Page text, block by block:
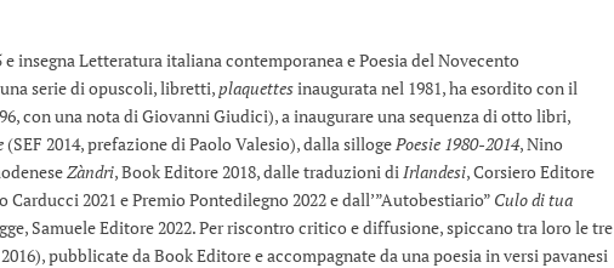
e insegna Letteratura italiana contemporanea e Poesia del Novecento
serie di opuscoli, libretti,plaquettesinaugurata nel 1981, ha esordito con il
con una nota di Giovanni Giudici), a inaugurare una sequenza di otto libri,
(SEF 2014, prefazione di Paolo Valesio), dalla sillogePoesie 1980-2014, Nino
Zàndri, Book Editore 2018, dalle traduzioni diIrlandesi, Corsiero Editore
Carducci 2021 e Premio Pontedilegno 2022 e dall’”Autobestiario” Culo di tua
Samuele Editore 2022. Per riscontro critico e diffusione, spiccano tra loro le tre
2016), pubblicate da Book Editore e accompagnate da una poesia in versi pavanesi